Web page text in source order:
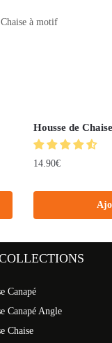
à motif
Housse de
14.90€
Canapé
Canapé Angle
Chaise